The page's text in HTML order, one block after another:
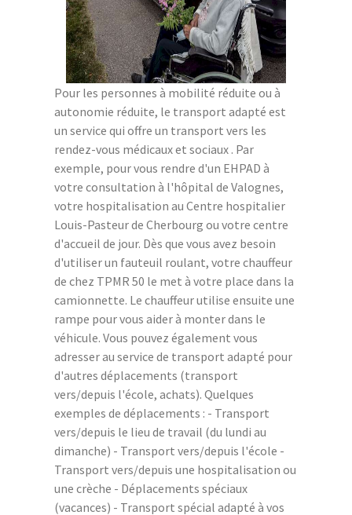
Pour les personnes à mobilité réduite ou à
autonomie réduite, le transport adapté est
un service qui offre un transport vers les
rendez-vous médicaux et sociaux . Par
exemple, pour vous rendre d'un EHPAD à
votre consultation à l'hôpital de Valognes,
votre hospitalisation au Centre hospitalier
Louis-Pasteur de Cherbourg ou votre centre
d'accueil de jour. Dès que vous avez besoin
d'utiliser un fauteuil roulant, votre chauffeur
de chez TPMR 50 le met à votre place dans la
camionnette. Le chauffeur utilise ensuite une
rampe pour vous aider à monter dans le
véhicule. Vous pouvez également vous
adresser au service de transport adapté pour
d'autres déplacements (transport
vers/depuis l'école, achats). Quelques
exemples de déplacements : - Transport
vers/depuis le lieu de travail (du lundi au
dimanche) - Transport vers/depuis l'école -
Transport vers/depuis une hospitalisation ou
une crèche - Déplacements spéciaux
(vacances) - Transport spécial adapté à vos